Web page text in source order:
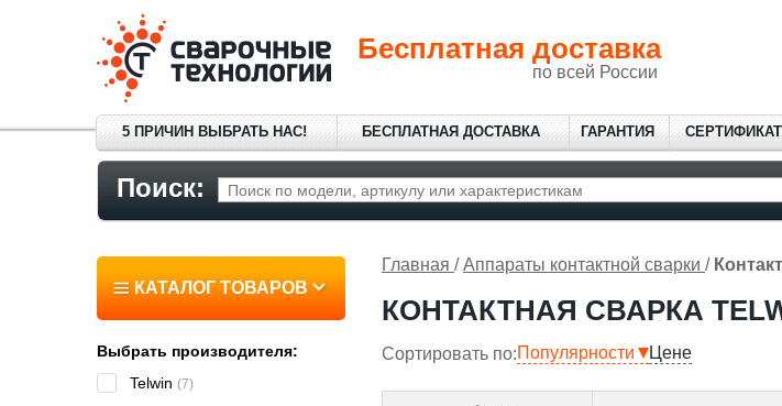
Бесплатная доставка
по всей России
5 ПРИЧИН ВЫБРАТЬ НАС! БЕСПЛАТНАЯ ДОСТАВКА ГАРАНТИЯ
Поиск:
Главная /Аппараты контактной сварки /
КОНТАКТНАЯ СВАРКА
Сортировать по:Популярности Цене
КАТАЛОГ ТОВАРОВ
Выбрать производителя:
Telwin (7)